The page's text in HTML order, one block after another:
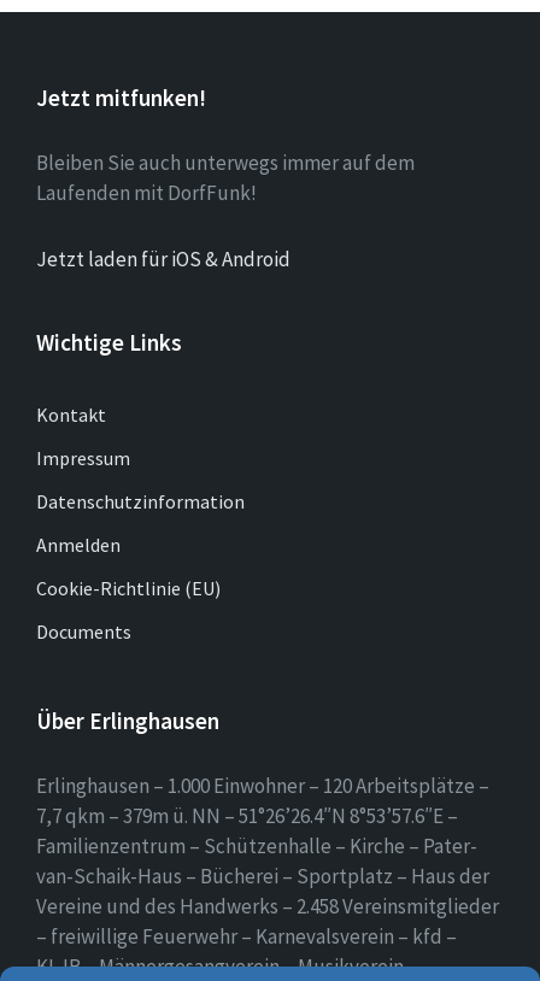
Jetzt mitfunken!
Bleiben Sie auch unterwegs immer auf dem
Laufenden mit DorfFunk!
Jetzt laden für iOS & Android
Wichtige Links
Kontakt
Impressum
Datenschutzinformation
Anmelden
Cookie-Richtlinie (EU)
Documents
Über Erlinghausen
Erlinghausen – 1.000 Einwohner – 120 Arbeitsplätze –
7,7 qkm – 379m ü. NN – 51°26’26.4″N 8°53’57.6″E –
Familienzentrum – Schützenhalle – Kirche – Pater-
van-Schaik-Haus – Bücherei – Sportplatz – Haus der
Vereine und des Handwerks – 2.458 Vereinsmitglieder
– freiwillige Feuerwehr – Karnevalsverein – kfd –
KLJB – Männergesangverein – Musikverein –